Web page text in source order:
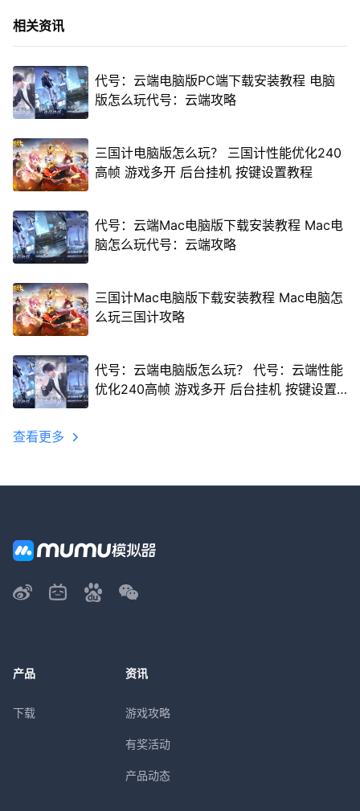
相关资讯
代号：云端电脑版PC端下载安装教程 电脑
版怎么玩代号：云端攻略
三国计电脑版怎么玩？ 三国计性能优化240
高帧 游戏多开 后台挂机 按键设置教程
代号：云端Mac电脑版下载安装教程 Mac电
脑怎么玩代号：云端攻略
三国计Mac电脑版下载安装教程 Mac电脑怎
么玩三国计攻略
代号：云端电脑版怎么玩？ 代号：云端性能
优化240高帧 游戏多开 后台挂机 按键设置
查看更多
产品
下载
资讯
游戏攻略
有奖活动
产品动态